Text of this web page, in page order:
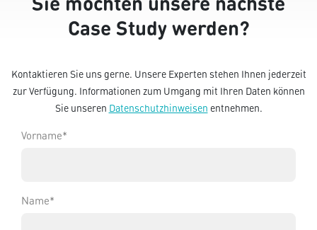
Case Study werden?
Kontaktieren Sie uns gerne. Unsere Experten stehen Ihnen jederzeit
zur Verfügung. Informationen zum Umgang mit Ihren Daten können
Sie unseren Datenschutzhinweisen entnehmen.
Vorname*
Name*